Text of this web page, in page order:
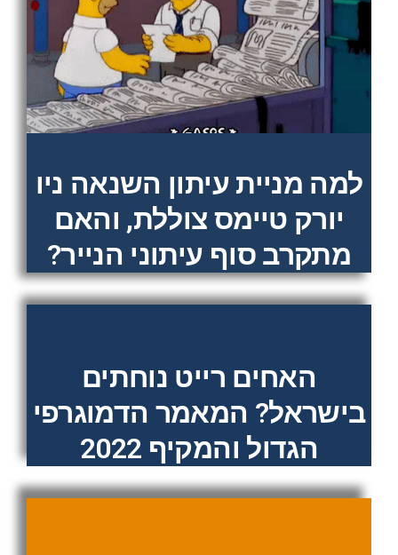
למה מניית עיתון השנאה ניו
יורק טיימס צוללת, והאם
מתקרב סוף עיתוני הנייר?
האחים רייט נוחתים
בישראל? המאמר הדמוגרפי
הגדול והמקיף 2022